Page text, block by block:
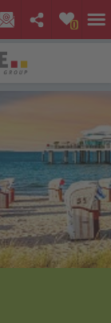
0